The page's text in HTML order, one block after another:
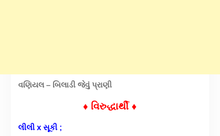
વણિયલ – બિલાડી જેવું પ્રાણી
♦ વિરુદ્ધાર્થી ♦
લીલી x સૂકી ;